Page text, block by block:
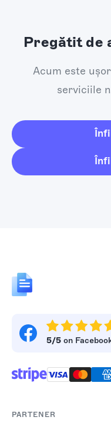
Pregătit de
Acum este
serviciile
5/5 on
PARTENER